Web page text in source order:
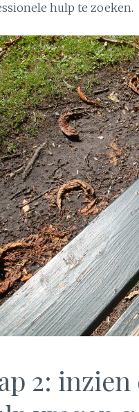
hulp te zoeken.
2: